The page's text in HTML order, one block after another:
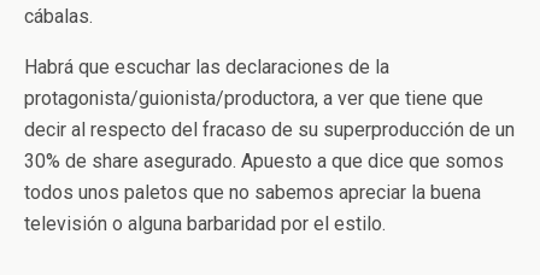
cábalas.
Habrá que escuchar las declaraciones de la
protagonista/guionista/productora, a ver que tiene que
decir al respecto del fracaso de su superproducción de un
30% de share asegurado. Apuesto a que dice que somos
todos unos paletos que no sabemos apreciar la buena
televisión o alguna barbaridad por el estilo.